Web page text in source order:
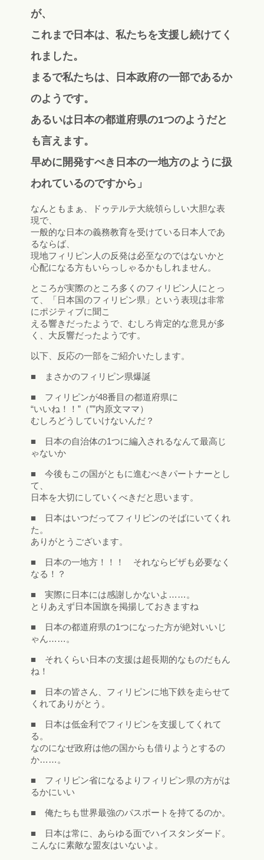
が、
これまで日本は、私たちを支援し続けてく
れました。
まるで私たちは、日本政府の一部であるか
のようです。
あるいは日本の都道府県の1つのようだと
も言えます。
早めに開発すべき日本の一地方のように扱
われているのですから」
なんともまぁ、ドゥテルテ大統領らしい大胆な表
現で、
一般的な日本の義務教育を受けている日本人であ
るならば、
現地フィリピン人の反発は必至なのではないかと
心配になる方もいらっしゃるかもしれません。
ところが実際のところ多くのフィリピン人にとっ
て、「日本国のフィリピン県」という表現は非常
にポジティブに聞こ
える響きだったようで、むしろ肯定的な意見が多
く、大反響だったようです。
以下、反応の一部をご紹介いたします。
■ まさかのフィリピン県爆誕
■ フィリピンが48番目の都道府県に
“いいね！！”（””内原文ママ）
むしろどうしていけないんだ？
■ 日本の自治体の1つに編入されるなんて最高じ
ゃないか
■ 今後もこの国がともに進むべきパートナーとし
て、
日本を大切にしていくべきだと思います。
■ 日本はいつだってフィリピンのそばにいてくれ
た。
ありがとうございます。
■ 日本の一地方！！！ それならビザも必要なく
なる！？
■ 実際に日本には感謝しかないよ……。
とりあえず日本国旗を掲揚しておきますね
■ 日本の都道府県の1つになった方が絶対いいじ
ゃん……。
■ それくらい日本の支援は超長期的なものだもん
ね！
■ 日本の皆さん、フィリピンに地下鉄を走らせて
くれてありがとう。
■ 日本は低金利でフィリピンを支援してくれて
る。
なのになぜ政府は他の国からも借りようとするの
か……。
■ フィリピン省になるよりフィリピン県の方がは
るかにいい
■ 俺たちも世界最強のパスポートを持てるのか。
■ 日本は常に、あらゆる面でハイスタンダード。
こんなに素敵な盟友はいないよ。